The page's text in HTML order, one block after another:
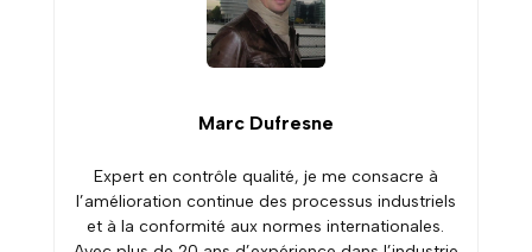
Marc Dufresne
Expert en contrôle qualité, je me consacre à
l’amélioration continue des processus industriels
et à la conformité aux normes internationales.